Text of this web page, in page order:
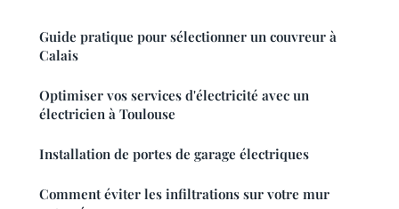
Guide pratique pour sélectionner un couvreur à
Calais
Optimiser vos services d'électricité avec un
électricien à Toulouse
Installation de portes de garage électriques
Comment éviter les infiltrations sur votre mur